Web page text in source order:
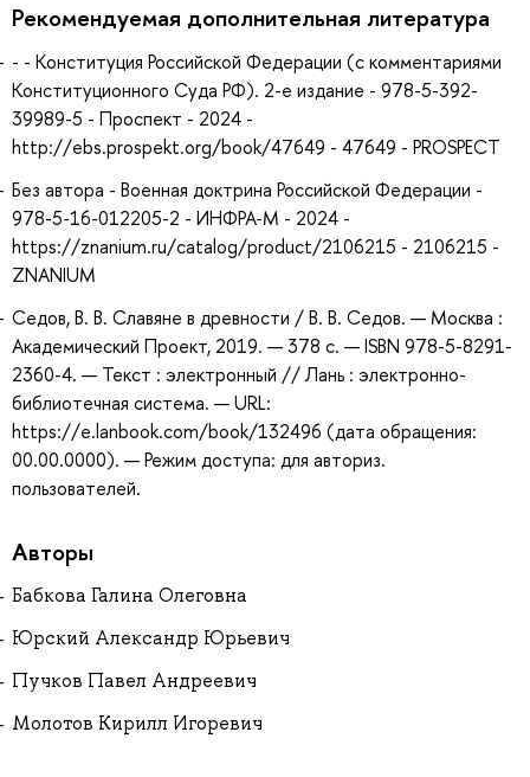
Рекомендуемая дополнительная литература
- - Конституция Российской Федерации (c комментариями
Конституционного Суда РФ). 2-е издание - 978-5-392-
39989-5 - Проспект - 2024 -
http://ebs.prospekt.org/book/47649 - 47649 - PROSPECT
Без автора - Военная доктрина Российской Федерации -
978-5-16-012205-2 - ИНФРА-М - 2024 -
https://znanium.ru/catalog/product/2106215 - 2106215 -
ZNANIUM
Седов, В. В. Славяне в древности / В. В. Седов. — Москва :
Академический Проект, 2019. — 378 с. — ISBN 978-5-8291-
2360-4. — Текст : электронный // Лань : электронно-
библиотечная система. — URL:
https://e.lanbook.com/book/132496 (дата обращения:
00.00.0000). — Режим доступа: для авториз.
пользователей.
Авторы
Бабкова Галина Олеговна
Юрский Александр Юрьевич
Пучков Павел Андреевич
Молотов Кирилл Игоревич